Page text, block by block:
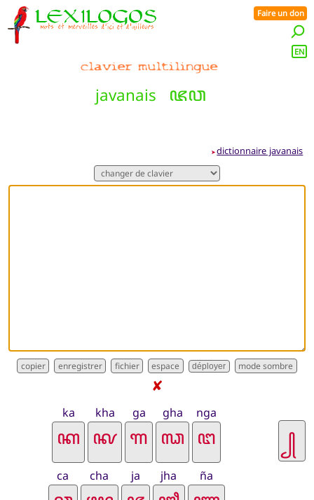
javanais ꦗꦮ
Faire un don
EN
➤dictionnaire javanais
déployer
✘
ka
kha ga gha nga
ca cha ja jha ña